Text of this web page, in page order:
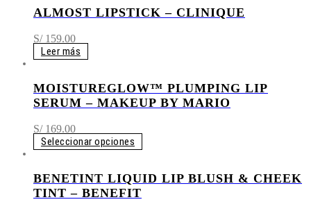
ALMOST LIPSTICK – CLINIQUE
S/159.00
Leer más
MOISTUREGLOW™ PLUMPING LIP
SERUM – MAKEUP BY MARIO
S/169.00
Seleccionar opciones
BENETINT LIQUID LIP BLUSH & CHEEK
TINT – BENEFIT